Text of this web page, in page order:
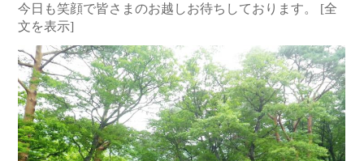
今日も笑顔で皆さまのお越しお待ちしております。 [全
文を表示]